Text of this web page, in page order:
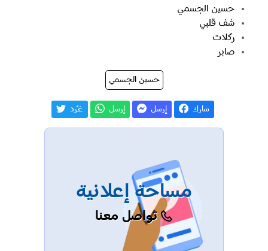
حسين الجسمي
شف قلبي
ركلات
صابر
حسين الجسمي
شارك إرسل إرسل غـّرد
مساحة إعلانية
تواصل معنا